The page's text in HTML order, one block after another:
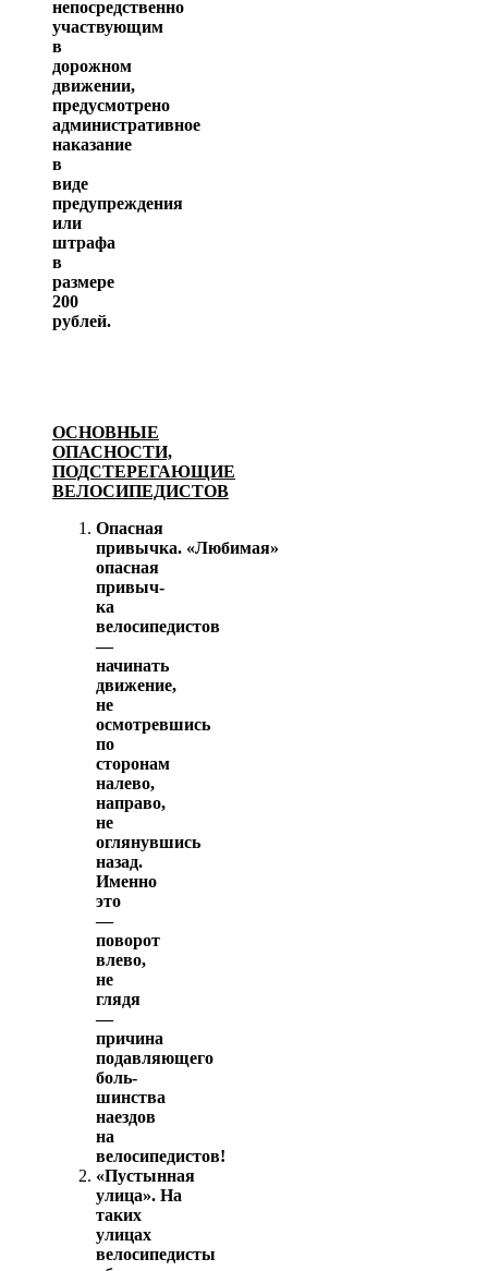
непосредственно
участвующим
в
дорожном
движении,
предусмотрено
административное
наказание
в
виде
предупреждения
или
штрафа
в
размере
200
рублей.
ОСНОВНЫЕ
ОПАСНОСТИ,
ПОДСТЕРЕГАЮЩИЕ
ВЕЛОСИПЕДИСТОВ
Опасная
привычка. «Любимая»
опасная
привыч­
ка
велосипедистов
—
начинать
движение,
не
осмотревшись
по
сторонам
налево,
направо,
не
оглянувшись
назад.
Именно
это
—
поворот
влево,
не
глядя
—
причина
подавляющего
боль­
шинства
наездов
на
велосипедистов!
«Пустынная
улица». На
таких
улицах
велосипедисты